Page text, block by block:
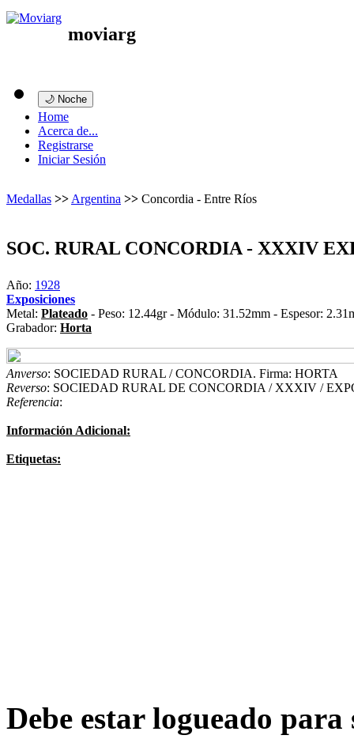
moviarg
🌙 Noche
Home
Acerca de...
Registrarse
Iniciar Sesión
Medallas >> Argentina >> Concordia - Entre Ríos
SOC. RURAL CONCORDIA - XXXIV
Año: 1928
Exposiciones
Metal: Plateado - Peso: 12.44gr - Módulo: 31.52mm - Espesor:
Grabador: Horta
Anverso: SOCIEDAD RURAL / CONCORDIA. Firma: HORTA
Reverso: SOCIEDAD RURAL DE CONCORDIA / XXXIV /
Referencia:
Información Adicional:
Etiquetas:
Debe estar logueado